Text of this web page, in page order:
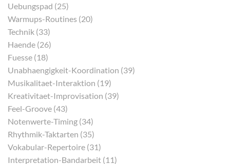
Uebungspad (25)
Warmups-Routines (20)
Technik (33)
Haende (26)
Fuesse (18)
Unabhaengigkeit-Koordination (39)
Musikalitaet-Interaktion (19)
Kreativitaet-Improvisation (39)
Feel-Groove (43)
Notenwerte-Timing (34)
Rhythmik-Taktarten (35)
Vokabular-Repertoire (31)
Interpretation-Bandarbeit (11)